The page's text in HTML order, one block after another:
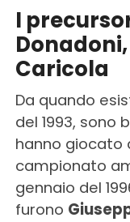
I
Caricola
Da quando
del 1993, sono
hanno giocato
campionato
gennaio del
furono